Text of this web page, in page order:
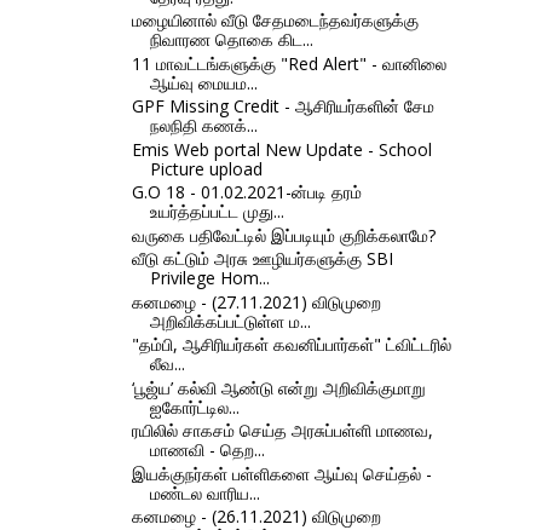
மழையினால் வீடு சேதமடைந்தவர்களுக்கு
நிவாரண தொகை கிட...
11 மாவட்டங்களுக்கு "Red Alert" - வானிலை
ஆய்வு மையம...
GPF Missing Credit - ஆசிரியர்களின் சேம
நலநிதி கணக்...
Emis Web portal New Update - School
Picture upload
G.O 18 - 01.02.2021-ன்படி தரம்‌
உயர்த்தப்பட்ட முது...
வருகை பதிவேட்டில் இப்படியும் குறிக்கலாமே?
வீடு கட்டும் அரசு ஊழியர்களுக்கு SBI
Privilege Hom...
கனமழை - (27.11.2021) விடுமுறை
அறிவிக்கப்பட்டுள்ள ம...
"தம்பி, ஆசிரியர்கள் கவனிப்பார்கள்" ட்விட்டரில்
லீவ...
‘பூஜ்ய’ கல்வி ஆண்டு என்று அறிவிக்குமாறு
ஐகோர்ட்டில...
ரயிலில் சாகசம் செய்த அரசுப்பள்ளி மாணவ,
மாணவி - தெற...
இயக்குநர்கள் பள்ளிகளை ஆய்வு செய்தல் -
மண்டல வாரிய...
கனமழை - (26.11.2021) விடுமுறை